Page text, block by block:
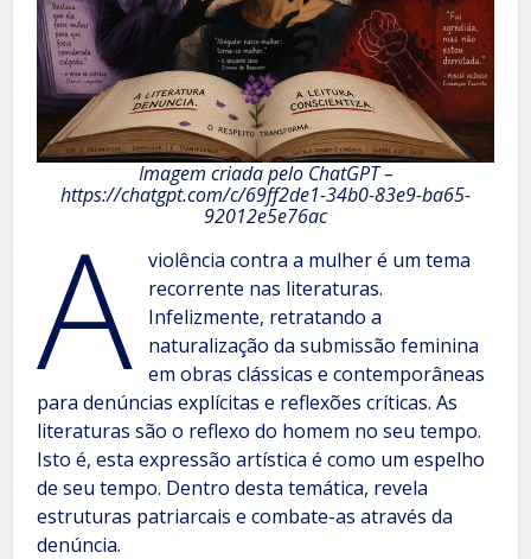
Imagem criada pelo ChatGPT –
https://chatgpt.com/c/69ff2de1-34b0-83e9-ba65-
92012e5e76ac
A
violência contra a mulher é um tema
recorrente nas literaturas.
Infelizmente, retratando a
naturalização da submissão feminina
em obras clássicas e contemporâneas
para denúncias explícitas e reflexões críticas. As
literaturas são o reflexo do homem no seu tempo.
Isto é, esta expressão artística é como um espelho
de seu tempo. Dentro desta temática, revela
estruturas patriarcais e combate-as através da
denúncia.